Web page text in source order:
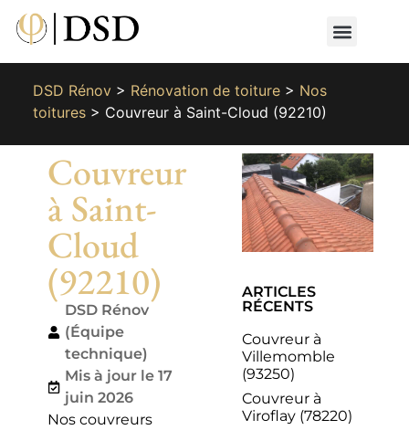
DSD Rénov> Rénovation de toiture> Nos
toitures> Couvreur à Saint-Cloud (92210)
Couvreur
à Saint-
Cloud
(92210)
DSD Rénov
(Équipe
technique)
Mis à jour le 17
juin 2026
Nos couvreurs
ARTICLES
RÉCENTS
Couvreur à
Villemomble
(93250)
Couvreur à
Viroflay (78220)